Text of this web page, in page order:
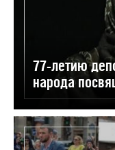
77-летию
народа